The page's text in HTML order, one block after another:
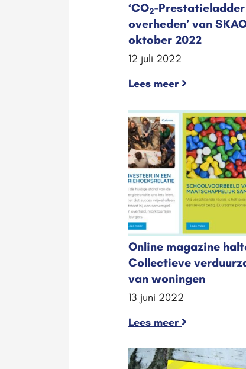
‘CO2-
overheden’ van
oktober 2022
12 juli 2022
Lees meer
Online magazine
Collectieve
van woningen
13 juni 2022
Lees meer